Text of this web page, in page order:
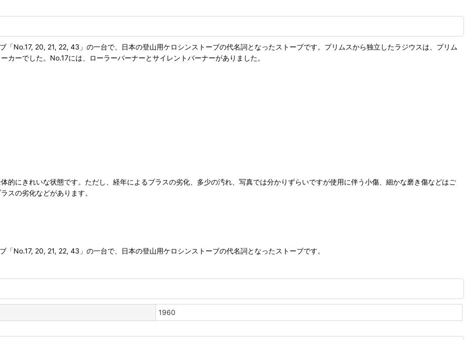
「No.17, 20, 21, 22, 43」の一台で、日本の登山用ケロシンストーブの代名詞となったストーブです。プリムスから独立したラジウスは、プリム
カーでした。No.17には、ローラーバーナーとサイレントバーナーがありました。
的にきれいな状態です。ただし、経年によるブラスの劣化、多少の汚れ、写真では分かりずらいですが使用に伴う小傷、細かな磨き傷などはご
スの劣化などがあります。
No.17, 20, 21, 22, 43」の一台で、日本の登山用ケロシンストーブの代名詞となったストーブです。
1960